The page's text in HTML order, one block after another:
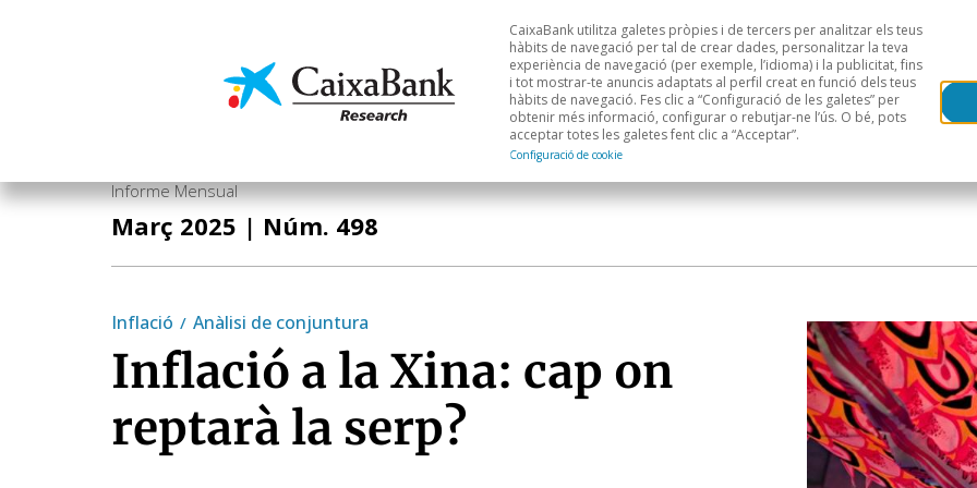
Economia i mercats Anàlisi sectorial Àrees geogràfiques
CaixaBank utilitza galetes pròpies i de tercers per analitzar els teus
hàbits de navegació per tal de crear dades, personalitzar la teva
experiència de navegació (per exemple, l’idioma) i la publicitat, fins
i tot mostrar-te anuncis adaptats al perfil creat en funció dels teus
hàbits de navegació. Fes clic a “Configuració de les galetes” per
obtenir més informació, configurar o rebutjar-ne l’ús. O bé, pots
acceptar totes les galetes fent clic a “Acceptar”.
Configuració de cookie
Informe Mensual
Març 2025 | Núm. 498
Inflació Anàlisi de conjuntura
Inflació a la Xina: cap on
reptarà la serp?